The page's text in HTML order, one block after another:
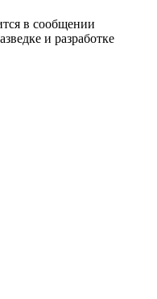
в сообщении
и разработке